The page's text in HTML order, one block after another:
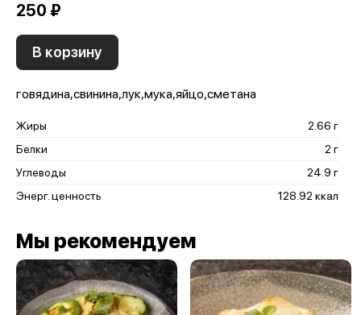
250 ₽
В корзину
говядина,свинина,лук,мука,яйцо,сметана
Жиры
2.66 г
Белки
2 г
Углеводы
24.9 г
Энерг. ценность
128.92 ккал
Мы рекомендуем